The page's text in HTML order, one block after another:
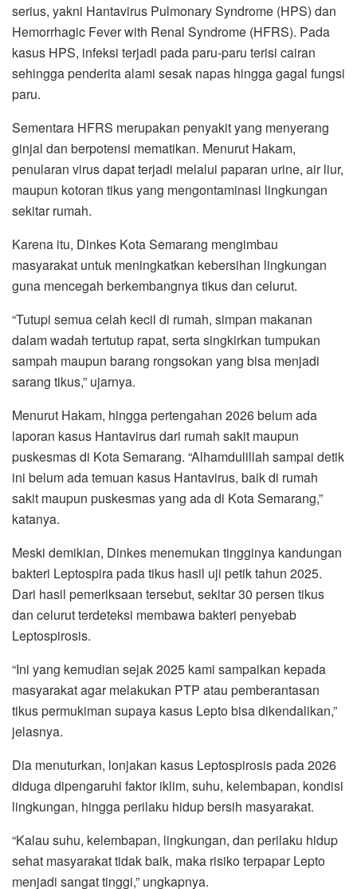
serius, yakni Hantavirus Pulmonary Syndrome (HPS) dan
Hemorrhagic Fever with Renal Syndrome (HFRS). Pada
kasus HPS, infeksi terjadi pada paru-paru terisi cairan
sehingga penderita alami sesak napas hingga gagal fungsi
paru.
Sementara HFRS merupakan penyakit yang menyerang
ginjal dan berpotensi mematikan. Menurut Hakam,
penularan virus dapat terjadi melalui paparan urine, air liur,
maupun kotoran tikus yang mengontaminasi lingkungan
sekitar rumah.
Karena itu, Dinkes Kota Semarang mengimbau
masyarakat untuk meningkatkan kebersihan lingkungan
guna mencegah berkembangnya tikus dan celurut.
“Tutupi semua celah kecil di rumah, simpan makanan
dalam wadah tertutup rapat, serta singkirkan tumpukan
sampah maupun barang rongsokan yang bisa menjadi
sarang tikus,” ujarnya.
Menurut Hakam, hingga pertengahan 2026 belum ada
laporan kasus Hantavirus dari rumah sakit maupun
puskesmas di Kota Semarang. “Alhamdulillah sampai detik
ini belum ada temuan kasus Hantavirus, baik di rumah
sakit maupun puskesmas yang ada di Kota Semarang,”
katanya.
Meski demikian, Dinkes menemukan tingginya kandungan
bakteri Leptospira pada tikus hasil uji petik tahun 2025.
Dari hasil pemeriksaan tersebut, sekitar 30 persen tikus
dan celurut terdeteksi membawa bakteri penyebab
Leptospirosis.
“Ini yang kemudian sejak 2025 kami sampaikan kepada
masyarakat agar melakukan PTP atau pemberantasan
tikus permukiman supaya kasus Lepto bisa dikendalikan,”
jelasnya.
Dia menuturkan, lonjakan kasus Leptospirosis pada 2026
diduga dipengaruhi faktor iklim, suhu, kelembapan, kondisi
lingkungan, hingga perilaku hidup bersih masyarakat.
“Kalau suhu, kelembapan, lingkungan, dan perilaku hidup
sehat masyarakat tidak baik, maka risiko terpapar Lepto
menjadi sangat tinggi,” ungkapnya.